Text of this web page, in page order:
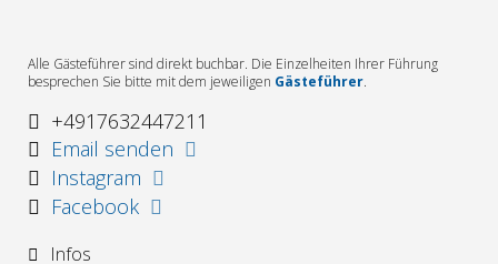
Alle Gästeführer sind direkt buchbar. Die Einzelheiten Ihrer Führung
besprechen Sie bitte mit dem jeweiligen Gästeführer.
+4917632447211
Email senden
Instagram
Facebook
Infos